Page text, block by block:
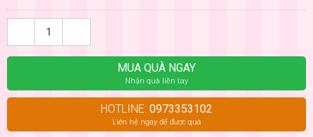
MUA QUÀ NGAY
Nhận quà liền tay
HOTLINE: 0973353102
Liên hệ ngay để được quà